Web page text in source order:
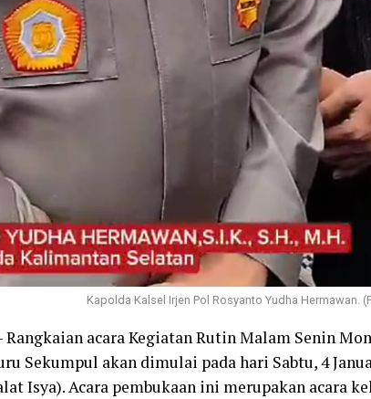
Kapolda Kalsel Irjen Pol Rosyanto Yudha Hermawan.
Rangkaian acara Kegiatan Rutin Malam Senin
Sekumpul akan dimulai pada hari Sabtu, 4
Isya). Acara pembukaan ini merupakan acara